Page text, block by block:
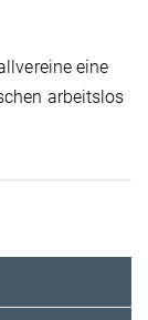
eine
arbeitslos